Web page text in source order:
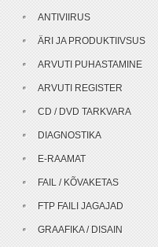
ANTIVIIRUS
ÄRI JA PRODUKTIIVSUS
ARVUTI PUHASTAMINE
ARVUTI REGISTER
CD / DVD TARKVARA
DIAGNOSTIKA
E-RAAMAT
FAIL / KÕVAKETAS
FTP FAILI JAGAJAD
GRAAFIKA / DISAIN